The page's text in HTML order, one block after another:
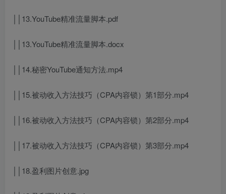
││13.YouTube精准流量脚本.pdf
││13.YouTube精准流量脚本.docx
││14.秘密YouTube通知方法.mp4
││15.被动收入方法技巧（CPA内容锁）第1部分.mp4
││16.被动收入方法技巧（CPA内容锁）第2部分.mp4
││17.被动收入方法技巧（CPA内容锁）第3部分.mp4
││18.盈利图片创意.jpg